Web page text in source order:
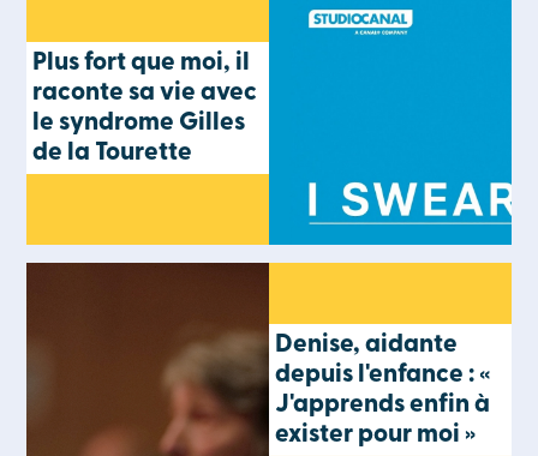
Plus fort que moi, il
raconte sa vie avec
le syndrome Gilles
de la Tourette
Denise, aidante
depuis l'enfance : «
J'apprends enfin à
exister pour moi »